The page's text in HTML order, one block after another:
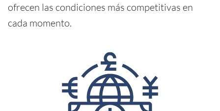
ofrecen las condiciones más competitivas en
cada momento.